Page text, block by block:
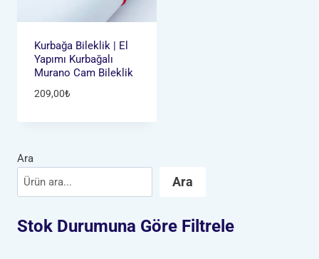
Kurbağa Bileklik | El
Yapımı Kurbağalı
Murano Cam Bileklik
209,00₺
Ara
Ara
Stok Durumuna Göre Filtrele